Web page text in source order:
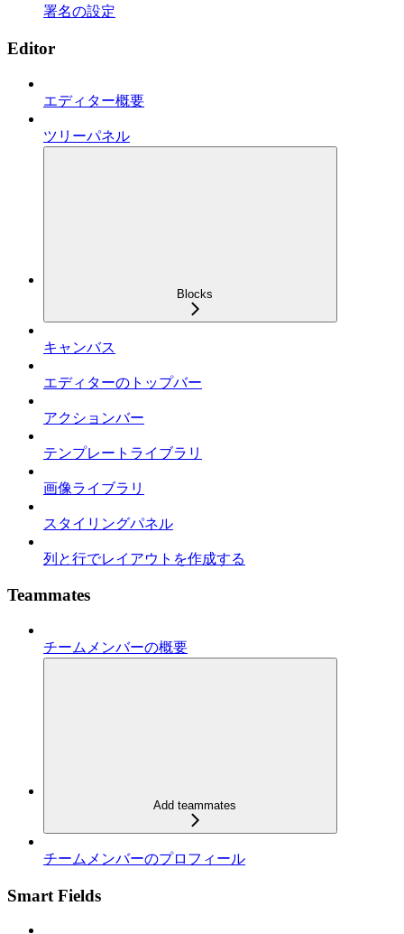
署名の設定
Editor
エディター概要
ツリーパネル
Blocks
キャンバス
エディターのトップバー
アクションバー
テンプレートライブラリ
画像ライブラリ
スタイリングパネル
列と行でレイアウトを作成する
Teammates
チームメンバーの概要
Add teammates
チームメンバーのプロフィール
Smart Fields